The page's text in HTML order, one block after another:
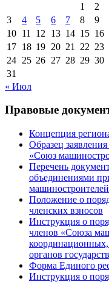
1
2
3
4 5 6 7 8
9
10 11 12 13 14 15 16
17 18 19 20 21 22 23
24 25 26 27 28 29 30
31
« Июл
Правовые
Концепция
Образец
«Союз
Перечень
объединениями
Положение о
членских взносов
Инструкция о
членов «Союза
органов
Форма Единого
Инструкция о